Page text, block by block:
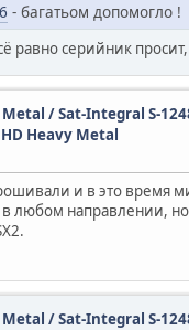
- багатьом допомогло !
серийник просит,
/ Sat-Integral S-
Heavy Metal
и в это время
любом направлении,
/ Sat-Integral S-